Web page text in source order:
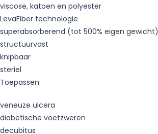
viscose, katoen en polyester
LevaFiber technologie
superabsorberend (tot 500% eigen gewicht)
structuurvast
knipbaar
steriel
Toepassen:
veneuze ulcera
diabetische voetzweren
decubitus